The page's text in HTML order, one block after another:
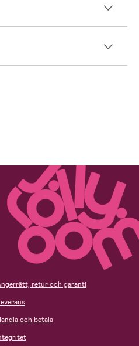
retur och garanti
och betala